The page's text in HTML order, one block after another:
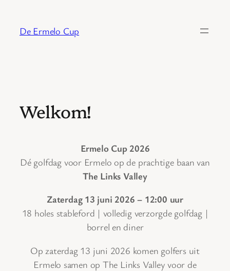
De Ermelo Cup
Welkom!
Ermelo Cup 2026
Dé golfdag voor Ermelo op de prachtige baan van
The Links Valley
Zaterdag 13 juni 2026 – 12:00 uur
18 holes stableford | volledig verzorgde golfdag |
borrel en diner
Op zaterdag 13 juni 2026 komen golfers uit
Ermelo samen op The Links Valley voor de